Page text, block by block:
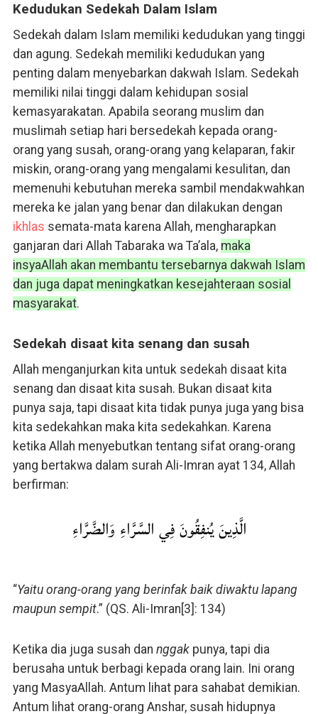
Kedudukan Sedekah Dalam Islam
Sedekah dalam Islam memiliki kedudukan yang tinggi
dan agung. Sedekah memiliki kedudukan yang
penting dalam menyebarkan dakwah Islam. Sedekah
memiliki nilai tinggi dalam kehidupan sosial
kemasyarakatan. Apabila seorang muslim dan
muslimah setiap hari bersedekah kepada orang-
orang yang susah, orang-orang yang kelaparan, fakir
miskin, orang-orang yang mengalami kesulitan, dan
memenuhi kebutuhan mereka sambil mendakwahkan
mereka ke jalan yang benar dan dilakukan dengan
ikhlas semata-mata karena Allah, mengharapkan
ganjaran dari Allah Tabaraka wa Ta’ala, maka
insyaAllah akan membantu tersebarnya dakwah Islam
dan juga dapat meningkatkan kesejahteraan sosial
masyarakat.
Sedekah disaat kita senang dan susah
Allah menganjurkan kita untuk sedekah disaat kita
senang dan disaat kita susah. Bukan disaat kita
punya saja, tapi disaat kita tidak punya juga yang bisa
kita sedekahkan maka kita sedekahkan. Karena
ketika Allah menyebutkan tentang sifat orang-orang
yang bertakwa dalam surah Ali-Imran ayat 134, Allah
berfirman:
الَّذِينَ يُنفِقُونَ فِي السَّرَّاءِ وَالضَّرَّاءِ
“Yaitu orang-orang yang berinfak baik diwaktu lapang
maupun sempit.” (QS. Ali-Imran[3]: 134)
Ketika dia juga susah dan nggakpunya, tapi dia
berusaha untuk berbagi kepada orang lain. Ini orang
yang MasyaAllah. Antum lihat para sahabat demikian.
Antum lihat orang-orang Anshar, susah hidupnya